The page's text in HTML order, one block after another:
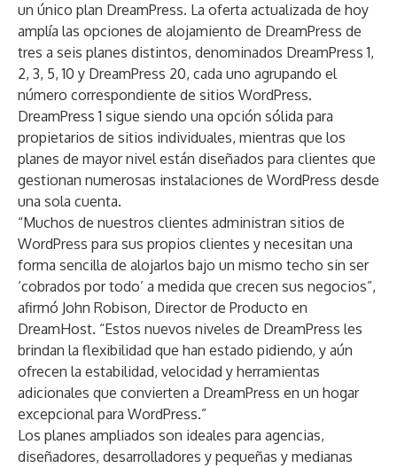
un único plan DreamPress. La oferta actualizada de hoy
amplía las opciones de alojamiento de DreamPress de
tres a seis planes distintos, denominados DreamPress 1,
2, 3, 5, 10 y DreamPress 20, cada uno agrupando el
número correspondiente de sitios WordPress.
DreamPress 1 sigue siendo una opción sólida para
propietarios de sitios individuales, mientras que los
planes de mayor nivel están diseñados para clientes que
gestionan numerosas instalaciones de WordPress desde
una sola cuenta.
“Muchos de nuestros clientes administran sitios de
WordPress para sus propios clientes y necesitan una
forma sencilla de alojarlos bajo un mismo techo sin ser
‘cobrados por todo’ a medida que crecen sus negocios”,
afirmó John Robison, Director de Producto en
DreamHost. “Estos nuevos niveles de DreamPress les
brindan la flexibilidad que han estado pidiendo, y aún
ofrecen la estabilidad, velocidad y herramientas
adicionales que convierten a DreamPress en un hogar
excepcional para WordPress.”
Los planes ampliados son ideales para agencias,
diseñadores, desarrolladores y pequeñas y medianas